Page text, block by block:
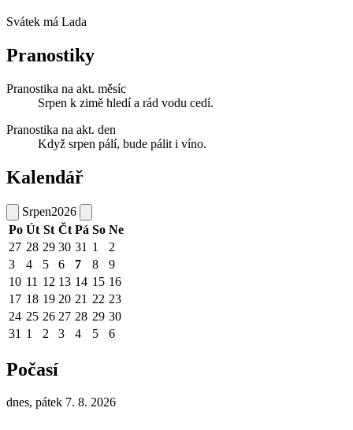
Svátek má Lada
Pranostiky
Pranostika na akt. měsíc
Srpen k zimě hledí a rád vodu cedí.
Pranostika na akt. den
Když srpen pálí, bude pálit i víno.
Kalendář
Srpen2026
Po Út St Čt Pá So Ne
27 28 29 30 31 1
2
3
4 5 6 7 8
9
10 11 12 13 14 15 16
17 18 19 20 21 22 23
24 25 26 27 28 29 30
31 1 2 3 4 5 6
Počasí
dnes, pátek 7. 8. 2026